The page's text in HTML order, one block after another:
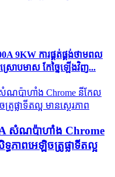
9KW ការផ្គត់ផ្គង់ថាមពល
រោបមាស កែច្នៃឡើងវិញ...
សំណប៉ាហាំង Chrome
ាពអេឡិចត្រូផ្លាទីតល្អ